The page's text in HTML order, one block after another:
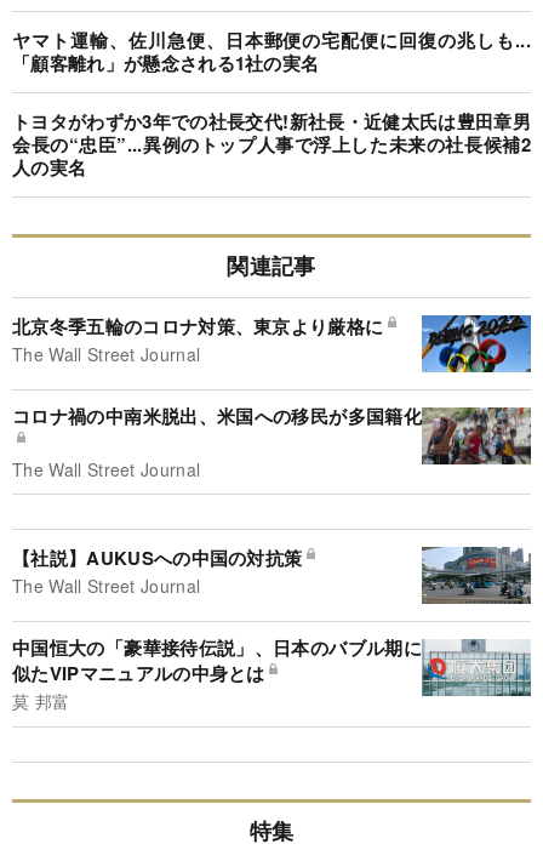
ヤマト運輸、佐川急便、日本郵便の宅配便に回復の兆しも...
「顧客離れ」が懸念される1社の実名
トヨタがわずか3年での社長交代!新社長・近健太氏は豊田章男
会長の“忠臣”...異例のトップ人事で浮上した未来の社長候補2
人の実名
関連記事
北京冬季五輪のコロナ対策、東京より厳格に
The Wall Street Journal
コロナ禍の中南米脱出、米国への移民が多国籍化
The Wall Street Journal
【社説】AUKUSへの中国の対抗策
The Wall Street Journal
中国恒大の「豪華接待伝説」、日本のバブル期に
似たVIPマニュアルの中身とは
莫 邦富
特集